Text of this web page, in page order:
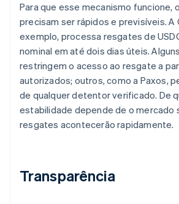
Para que esse mecanismo funcione,
precisam ser rápidos e previsíveis. A
exemplo, processa resgates de
nominal em até dois dias úteis.
restringem o acesso ao resgate a
autorizados; outros, como a Paxos,
de qualquer detentor verificado. De
estabilidade depende de o mercado
resgates acontecerão rapidamente.
Transparência